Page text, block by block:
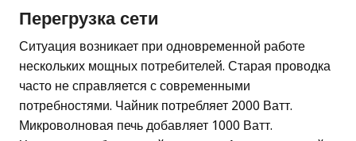
Перегрузка сети
Ситуация возникает при одновременной работе
нескольких мощных потребителей. Старая проводка
часто не справляется с современными
потребностями. Чайник потребляет 2000 Ватт.
Микроволновая печь добавляет 1000 Ватт.